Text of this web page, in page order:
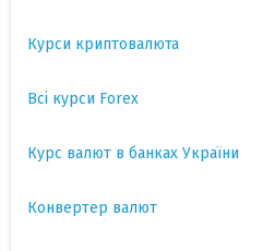
Курси криптовалюта
Всі курси Forex
Курс валют в банках України
Конвертер валют